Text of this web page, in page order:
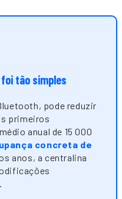
tão simples
pode reduzir
primeiros
anual de 15 000
concreta de
anos, a centralina